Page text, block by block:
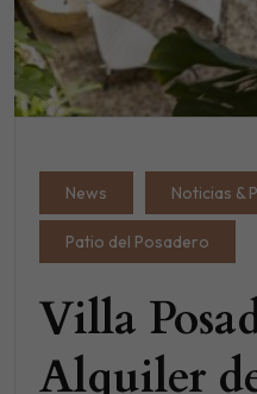
News Noticias &
Patio del Posadero
Villa
Alquiler